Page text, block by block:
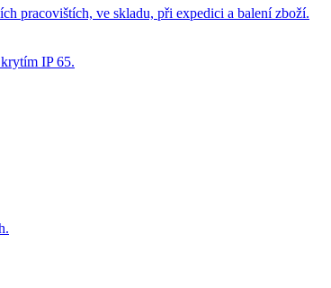
pracovištích, ve skladu, při expedici a balení zboží.
IP 65.